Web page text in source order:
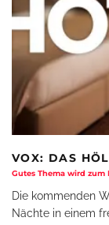
VOX: DAS
Gutes Thema wird zum
Die kommenden
Nächte in einem